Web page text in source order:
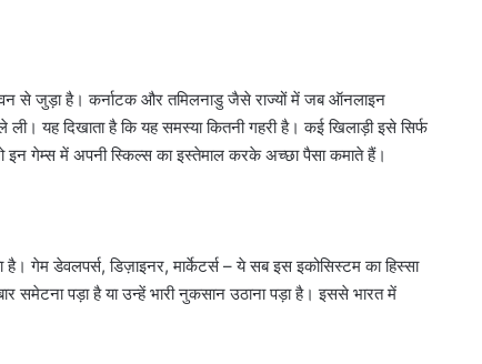
से जुड़ा है। कर्नाटक और तमिलनाडु जैसे राज्यों में जब ऑनलाइन
यह दिखाता है कि यह समस्या कितनी गहरी है। कई खिलाड़ी इसे सिर्फ
इन गेम्स में अपनी स्किल्स का इस्तेमाल करके अच्छा पैसा कमाते हैं।
गेम डेवलपर्स, डिज़ाइनर, मार्केटर्स – ये सब इस इकोसिस्टम का हिस्सा
समेटना पड़ा है या उन्हें भारी नुकसान उठाना पड़ा है। इससे भारत में